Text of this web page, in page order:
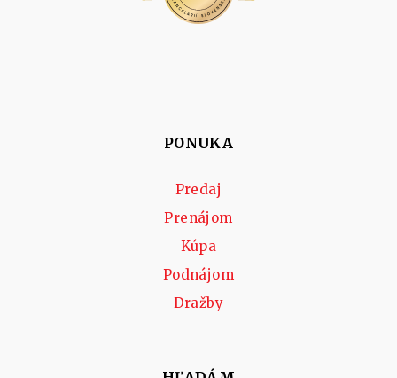
PONUKA
Predaj
Prenájom
Kúpa
Podnájom
Dražby